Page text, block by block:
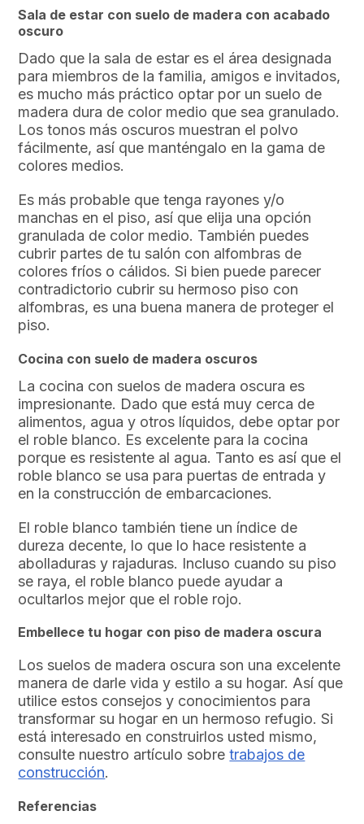
Sala de estar con suelo de madera con acabado
oscuro
Dado que la sala de estar es el área designada
para miembros de la familia, amigos e invitados,
es mucho más práctico optar por un suelo de
madera dura de color medio que sea granulado.
Los tonos más oscuros muestran el polvo
fácilmente, así que manténgalo en la gama de
colores medios.
Es más probable que tenga rayones y/o
manchas en el piso, así que elija una opción
granulada de color medio. También puedes
cubrir partes de tu salón con alfombras de
colores fríos o cálidos. Si bien puede parecer
contradictorio cubrir su hermoso piso con
alfombras, es una buena manera de proteger el
piso.
Cocina con suelo de madera oscuros
La cocina con suelos de madera oscura es
impresionante. Dado que está muy cerca de
alimentos, agua y otros líquidos, debe optar por
el roble blanco. Es excelente para la cocina
porque es resistente al agua. Tanto es así que el
roble blanco se usa para puertas de entrada y
en la construcción de embarcaciones.
El roble blanco también tiene un índice de
dureza decente, lo que lo hace resistente a
abolladuras y rajaduras. Incluso cuando su piso
se raya, el roble blanco puede ayudar a
ocultarlos mejor que el roble rojo.
Embellece tu hogar con piso de madera oscura
Los suelos de madera oscura son una excelente
manera de darle vida y estilo a su hogar. Así que
utilice estos consejos y conocimientos para
transformar su hogar en un hermoso refugio. Si
está interesado en construirlos usted mismo,
consulte nuestro artículo sobretrabajos de
construcción.
Referencias